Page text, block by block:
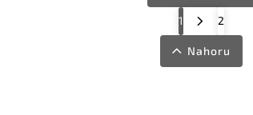
1 2
Nahoru